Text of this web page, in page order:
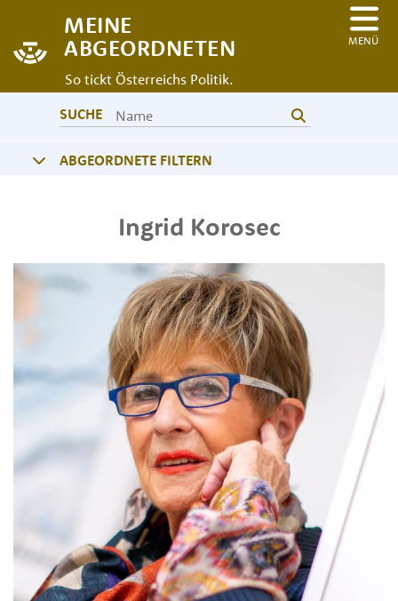
MEINE
ABGEORDNETEN
So tickt Österreichs Politik.
MENÜ
SUCHE
ABGEORDNETE FILTERN
Ingrid Korosec